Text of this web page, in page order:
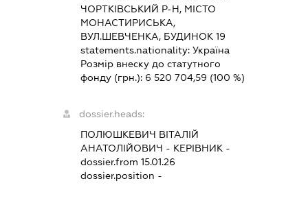
ЧОРТКІВСЬКИЙ Р-Н, МІСТО
МОНАСТИРИСЬКА,
ВУЛ.ШЕВЧЕНКА, БУДИНОК 19
statements.nationality: Україна
Розмір внеску до статутного
фонду (грн.): 6 520 704,59 (100 %)
dossier.heads:
ПОЛЮШКЕВИЧ ВІТАЛІЙ
АНАТОЛІЙОВИЧ - КЕРІВНИК -
dossier.from 15.01.26
dossier.position -